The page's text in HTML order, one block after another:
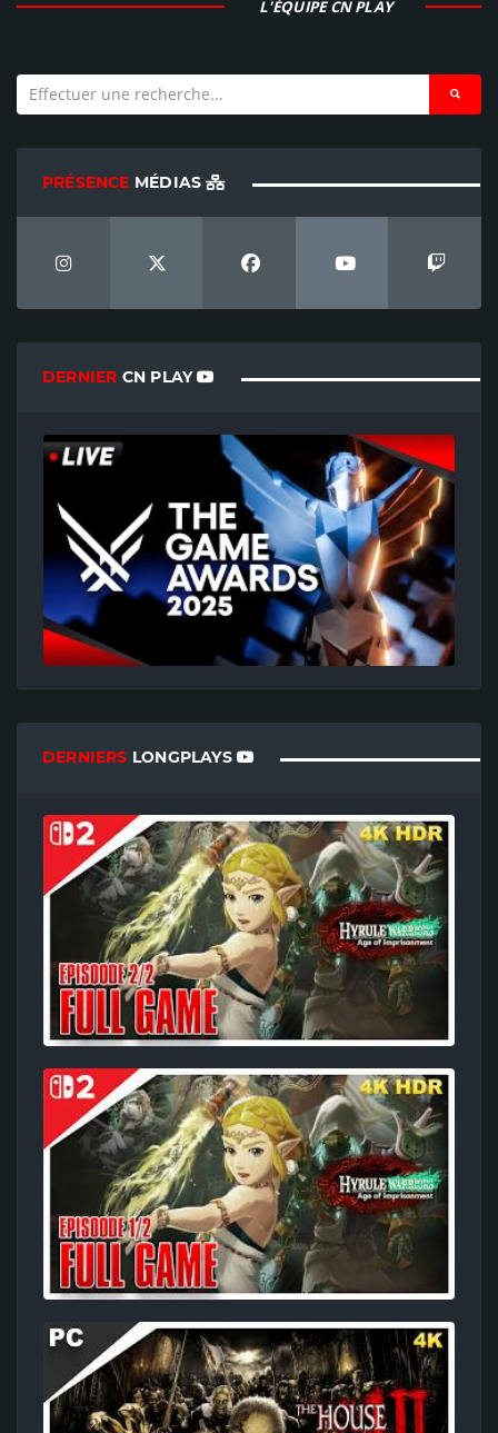
L'ÉQUIPE CN PLAY
PRÉSENCE MÉDIAS
DERNIER CN PLAY
DERNIERS LONGPLAYS